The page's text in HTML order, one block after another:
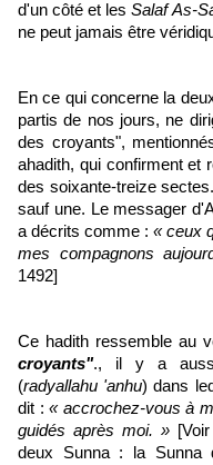
d'un côté et lesSalaf As-
ne peut jamais être
En ce qui concerne la
partis de nos jours, ne
des croyants",
ahadith, qui confirment et
des soixante-treize
sauf une. Le messager
a décrits comme : « ceux
mes compagnons
1492]
Ce hadith ressemble au
croyants"., il y a aussi
(radyallahu 'anhu) dans
dit : « accrochez-vous à
guidés après moi. »[Voir
deux Sunna : la Sunna